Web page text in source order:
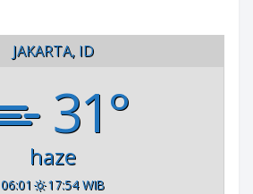
JAKARTA, ID
31°
haze
06:01 17:54 WIB